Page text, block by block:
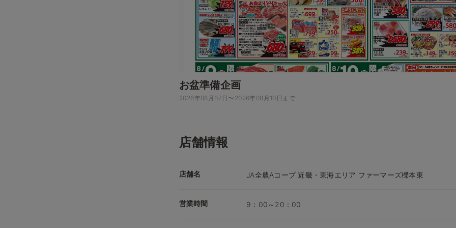
お盆準備企画
2026年08月07日〜2026年08月10日まで
店舗情報
店舗名 JA全農Aコープ 近畿・東海エリア ファーマーズ櫟本東
営業時間 9：00～20：00